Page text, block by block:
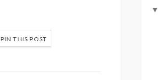
PIN THIS POST
▼